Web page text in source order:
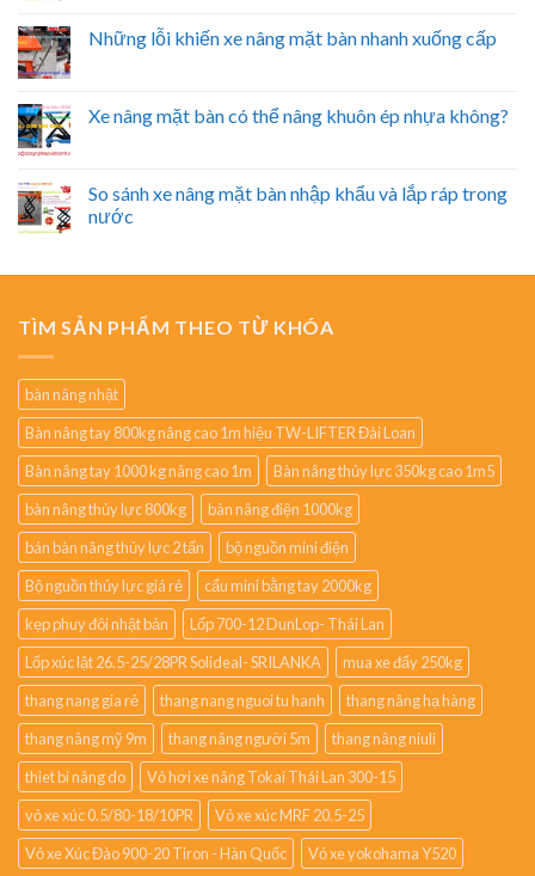
Những lỗi khiến xe nâng mặt bàn nhanh xuống cấp
Xe nâng mặt bàn có thể nâng khuôn ép nhựa không?
So sánh xe nâng mặt bàn nhập khẩu và lắp ráp trong
nước
TÌM SẢN PHẨM THEO TỪ KHÓA
bàn nâng nhật
Bàn nâng tay 800kg nâng cao 1m hiệu TW-LIFTER Đài Loan
Bàn nâng tay 1000 kg nâng cao 1m
Bàn nâng thủy lực 350kg cao 1m5
bàn nâng thủy lực 800kg
bàn nâng điện 1000kg
bán bàn nâng thủy lực 2 tấn
bộ nguồn mini điện
Bộ nguồn thủy lực giá rẻ
cẩu mini bằng tay 2000kg
kẹp phuy đôi nhật bản
Lốp 700-12 DunLop- Thái Lan
Lốp xúc lật 26.5-25/28PR Solideal- SRILANKA
mua xe đẩy 250kg
thang nang gia rẻ
thang nang nguoi tu hanh
thang nâng hạ hàng
thang nâng mỹ 9m
thang nâng người 5m
thang nâng niuli
thiet bi nâng do
Vỏ hơi xe nâng Tokai Thái Lan 300-15
vỏ xe xúc 0.5/80-18/10PR
Vỏ xe xúc MRF 20.5-25
Vỏ xe Xúc Đào 900-20 Tiron - Hàn Quốc
Vỏ xe yokohama Y520